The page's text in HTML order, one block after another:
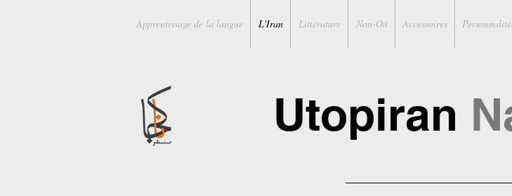
Apprentissage de la langue L'Iran Littérature Non-Où Accessoires
Utopiran